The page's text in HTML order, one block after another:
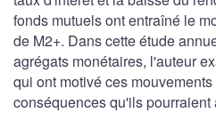
fonds mutuels ont entraîné le
de M2+. Dans cette étude
agrégats monétaires, l'auteur
qui ont motivé ces
conséquences qu'ils pourraient